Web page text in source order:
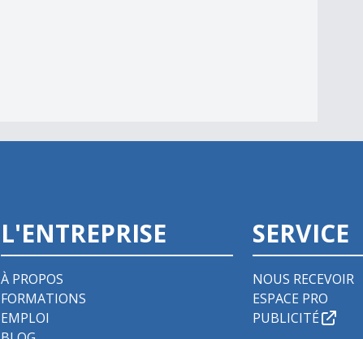
L'ENTREPRISE
À PROPOS
FORMATIONS
EMPLOI
SERVICE
NOUS RECEVOIR
ESPACE PRO
PUBLICITÉ